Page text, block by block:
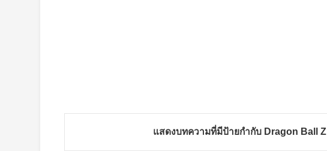
แสดงบทความที่มีป้ายกำกับ Dragon Ball Z